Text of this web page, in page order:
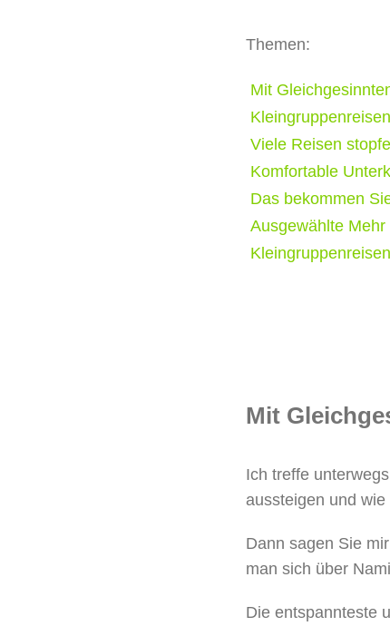
Themen:
Mit
Viele Reisen
Komfortable
Das bekommen
Ausgewählte
Mit
Ich treffe
aussteigen und
Dann sagen Sie
man sich über
Die entspannteste